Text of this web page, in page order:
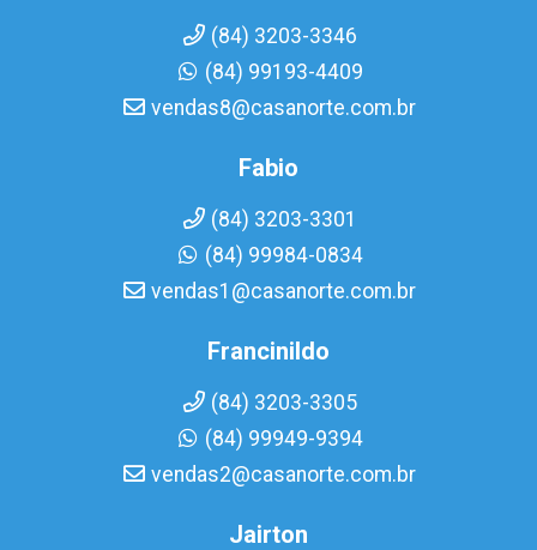
(84) 3203-3346
(84) 99193-4409
vendas8@casanorte.com.br
Fabio
(84) 3203-3301
(84) 99984-0834
vendas1@casanorte.com.br
Francinildo
(84) 3203-3305
(84) 99949-9394
vendas2@casanorte.com.br
Jairton